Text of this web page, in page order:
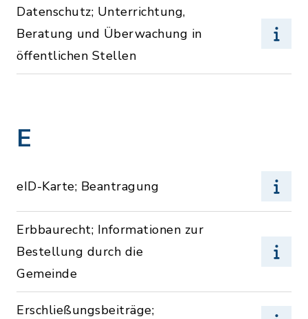
Datenschutz; Unterrichtung,
Beratung und Überwachung in
öffentlichen Stellen
E
eID-Karte; Beantragung
Erbbaurecht; Informationen zur
Bestellung durch die
Gemeinde
Erschließungsbeiträge;